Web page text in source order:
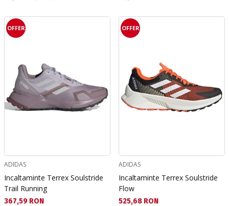
OFFER
ADIDAS
Incaltaminte Terrex Soulstride
Trail Running
Текуща цена:
367,59 RON
OFFER
ADIDAS
Incaltaminte Terrex Soulstride
Flow
Текуща цена:
525,68 RON